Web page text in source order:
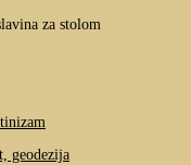
za stolom
geodezija